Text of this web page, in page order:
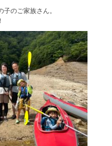
のご家族さん。